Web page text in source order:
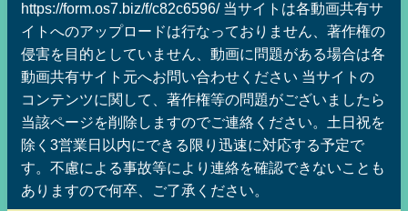
https://form.os7.biz/f/c82c6596/ 当サイトは各動画共有サ
イトへのアップロードは行なっておりません、著作権の
侵害を目的としていません、動画に問題がある場合は各
動画共有サイト元へお問い合わせください 当サイトの
コンテンツに関して、著作権等の問題がございましたら
当該ページを削除しますのでご連絡ください。土日祝を
除く3営業日以内にできる限り迅速に対応する予定で
す。不慮による事故等により連絡を確認できないことも
ありますので何卒、ご了承ください。